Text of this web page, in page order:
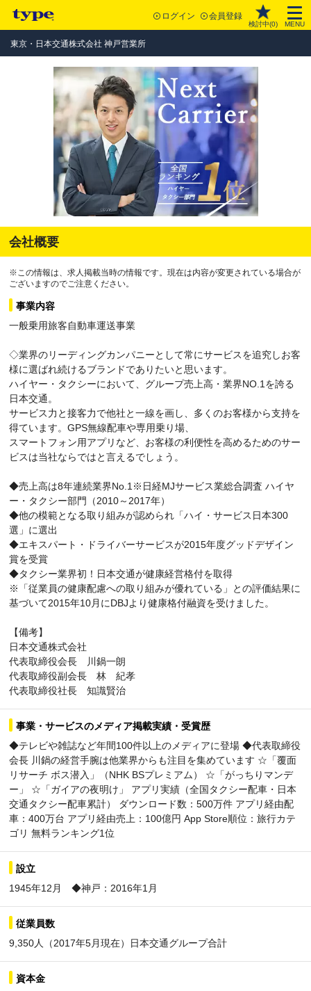
ログイン 会員登録
検討中(0) MENU
東京・日本交通株式会社 神戸営業所
会社概要
※この情報は、求人掲載当時の情報です。現在は内容が変更されている場合が
ございますのでご注意ください。
事業内容
一般乗用旅客自動車運送事業
◇業界のリーディングカンパニーとして常にサービスを追究しお客
様に選ばれ続けるブランドでありたいと思います。
ハイヤー・タクシーにおいて、グループ売上高・業界NO.1を誇る
日本交通。
サービス力と接客力で他社と一線を画し、多くのお客様から支持を
得ています。GPS無線配車や専用乗り場、
スマートフォン用アプリなど、お客様の利便性を高めるためのサー
ビスは当社ならではと言えるでしょう。
◆売上高は8年連続業界No.1※日経MJサービス業総合調査 ハイヤ
ー・タクシー部門（2010～2017年）
◆他の模範となる取り組みが認められ「ハイ・サービス日本300
選」に選出
◆エキスパート・ドライバーサービスが2015年度グッドデザイン
賞を受賞
◆タクシー業界初！日本交通が健康経営格付を取得
※「従業員の健康配慮への取り組みが優れている」との評価結果に
基づいて2015年10月にDBJより健康格付融資を受けました。
【備考】
日本交通株式会社
代表取締役会長 川鍋一朗
代表取締役副会長 林 紀孝
代表取締役社長 知識賢治
事業・サービスのメディア掲載実績・受賞歴
◆テレビや雑誌など年間100件以上のメディアに登場 ◆代表取締役
会長 川鍋の経営手腕は他業界からも注目を集めています ☆「覆面
リサーチ ボス潜入」（NHK BSプレミアム） ☆「がっちりマンデ
ー」 ☆「ガイアの夜明け」 アプリ実績（全国タクシー配車・日本
交通タクシー配車累計） ダウンロード数：500万件 アプリ経由配
車：400万台 アプリ経由売上：100億円 App Store順位：旅行カテ
ゴリ 無料ランキング1位
設立
1945年12月 ◆神戸：2016年1月
従業員数
9,350人（2017年5月現在）日本交通グループ合計
資本金